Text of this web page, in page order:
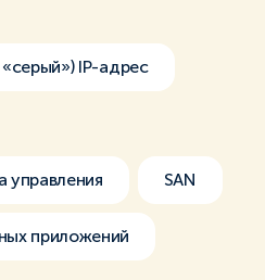
IP-адрес
управления SAN
приложений